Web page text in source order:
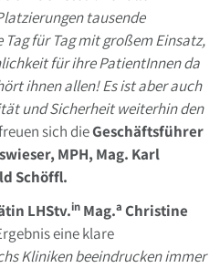
tausende
für Tag mit großem Einsatz,
für ihre PatientInnen da
ihnen allen! Es ist aber auch
und Sicherheit weiterhin den
sich dieGeschäftsführer
MPH, Mag. Karl
Schöffl.
LHStv.in Mag.a Christine
eine klare
Kliniken beeindrucken immer